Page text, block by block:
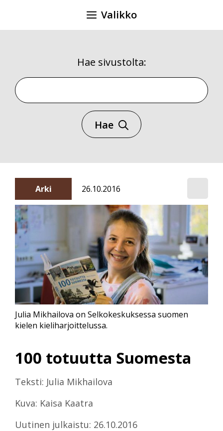
Valikko
Hae sivustolta:
Hae sivustolta
Hae
Arki 26.10.2016
100 totuutta Suomesta
Teksti: Julia Mikhailova
Kuva: Kaisa Kaatra
Uutinen julkaistu: 26.10.2016
Julia Mikhailova on Selkokeskuksessa suomen
kielen kieliharjoittelussa.